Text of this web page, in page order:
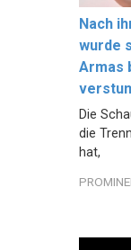
Nach
wurde
Armas
Die
die
hat,